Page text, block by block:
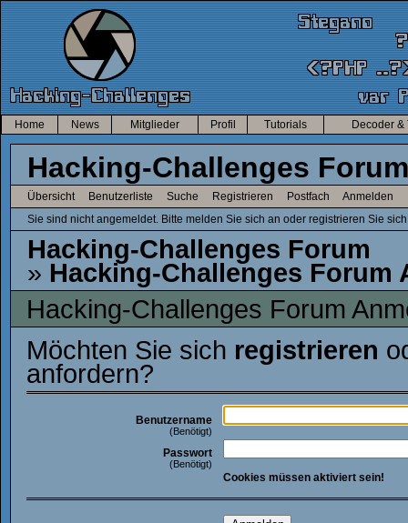
Home News Mitglieder Profil Tutorials Decoder &